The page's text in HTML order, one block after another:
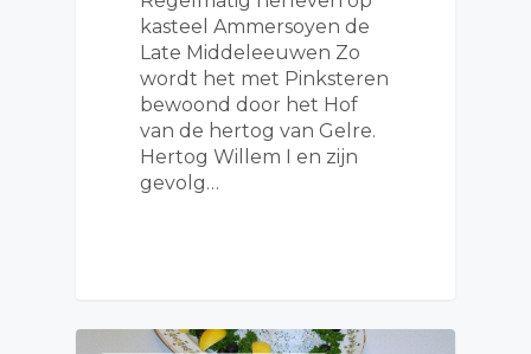
kasteel Ammersoyen de
Late Middeleeuwen Zo
wordt het met Pinksteren
bewoond door het Hof
van de hertog van Gelre.
Hertog Willem I en zijn
gevolg…